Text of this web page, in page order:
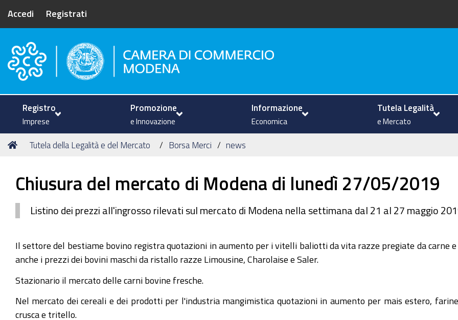
Accedi Registrati
Camera di Commercio di Modena
Registro
Imprese
Promozione
e Innovazione
Informazione
Economica
Tutela Legalità
e Mercato
Tu
Home
Tutela della Legalità e del Mercato Borsa Merci news
Chiusura del mercato di Modena di lunedì 27/05/2019
Listino dei prezzi all'ingrosso rilevati sul mercato di Modena nella settimana dal 21 al 27 maggio
Il settore del bestiame bovino registra quotazioni in aumento per i vitelli baliotti da vita razze pregiate da carne
anche i prezzi dei bovini maschi da ristallo razze Limousine, Charolaise e Saler.
Stazionario il mercato delle carni bovine fresche.
Nel mercato dei cereali e dei prodotti per l'industria mangimistica quotazioni in aumento per mais estero,
crusca e tritello.